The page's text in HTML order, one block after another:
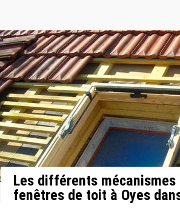
Les différents
fenêtres de toit à Oyes